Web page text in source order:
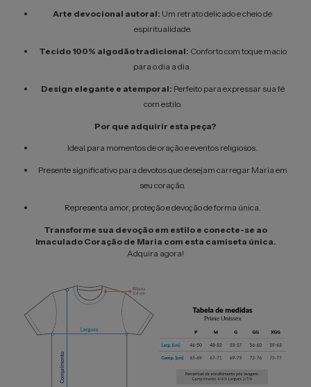
Arte devocional autoral: Um retrato delicado e cheio de
espiritualidade.
Tecido 100% algodão tradicional: Conforto com toque macio
para o dia a dia.
Design elegante e atemporal: Perfeito para expressar sua fé
com estilo.
Por que adquirir esta peça?
Ideal para momentos de oração e eventos religiosos.
Presente significativo para devotos que desejam carregar Maria em
seu coração.
Representa amor, proteção e devoção de forma única.
Transforme sua devoção em estilo e conecte-se ao
Imaculado Coração de Maria com esta camiseta única.
Adquira agora!